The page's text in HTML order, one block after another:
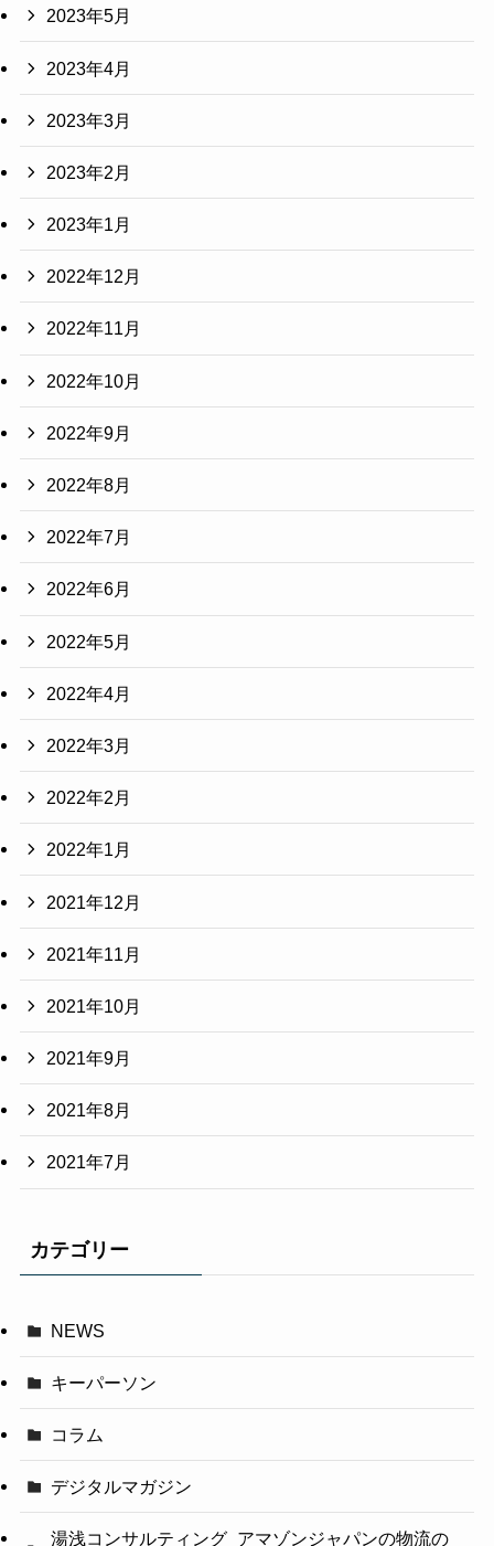
2023年5月
2023年4月
2023年3月
2023年2月
2023年1月
2022年12月
2022年11月
2022年10月
2022年9月
2022年8月
2022年7月
2022年6月
2022年5月
2022年4月
2022年3月
2022年2月
2022年1月
2021年12月
2021年11月
2021年10月
2021年9月
2021年8月
2021年7月
カテゴリー
NEWS
キーパーソン
コラム
デジタルマガジン
湯浅コンサルティング_アマゾンジャパンの物流の